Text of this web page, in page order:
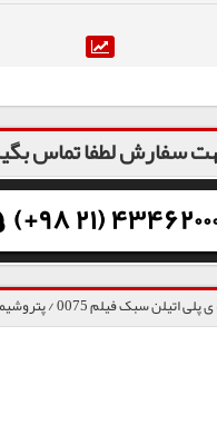
سفارش لطفا تماس
(+98 21)
فیلم 0075 / پتروشیمی بندرامام